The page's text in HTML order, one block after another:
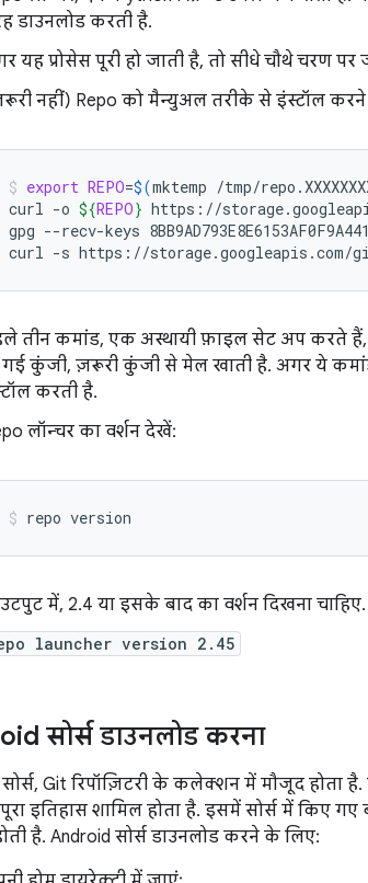
डाउनलोड करती है.
यह प्रोसेस पूरी हो जाती है, तो सीधे चौथे चरण पर
नहीं) Repo को मैन्युअल तरीके से इंस्टॉल
export REPO=$(mktemp /tmp/
curl -o ${REPO} https://
gpg --recv-keys
curl -s https://storage.googleapis.com/
तीन कमांड, एक अस्थायी फ़ाइल सेट अप करते
गई कुंजी, ज़रूरी कुंजी से मेल खाती है. अगर ये
करती है.
लॉन्चर का वर्शन देखें:
repo version
में, 2.4 या इसके बाद का वर्शन दिखना
launcher version 2.45
सोर्स डाउनलोड करना
Git रिपॉज़िटरी के कलेक्शन में मौजूद होता
पूरा इतिहास शामिल होता है. इसमें सोर्स में
है. Android सोर्स डाउनलोड करने के लिए: